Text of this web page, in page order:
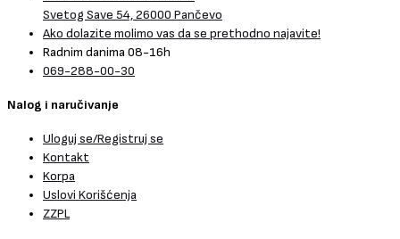
Svetog Save 54, 26000 Pančevo
Ako dolazite molimo vas da se prethodno najavite!
Radnim danima 08-16h
069-288-00-30
Nalog i naručivanje
Uloguj se/Registruj se
Kontakt
Korpa
Uslovi Korišćenja
ZZPL